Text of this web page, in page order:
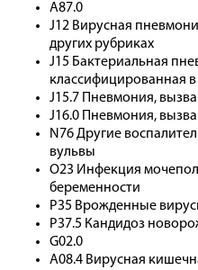
A87.0
J12 Вирусная
других рубриках
J15 Бактериальная
классифицированная
J15.7 Пневмония,
J16.0 Пневмония,
N76 Другие
вульвы
O23 Инфекция
беременности
P35 Врожденные
P37.5 Кандидоз
G02.0
A08.4 Вирусная